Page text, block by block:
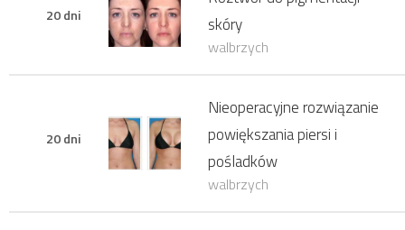
20 dni
skóry
walbrzych
20 dni
Nieoperacyjne rozwiązanie
powiększania piersi i
pośladków
walbrzych